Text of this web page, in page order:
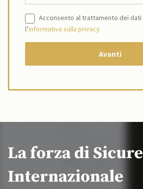
Acconsento al trattamento dei
l’informativa sulla privacy
La forza di
Internazionale